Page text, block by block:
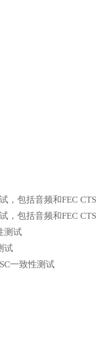
，包括音频和FEC CTS
，包括音频和FEC CTS
测试
试
一致性测试